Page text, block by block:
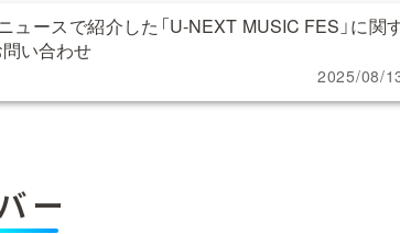
ュースで紹介した「U-NEXT MUSIC FES」に関
問い合わせ
2025/08/
ー